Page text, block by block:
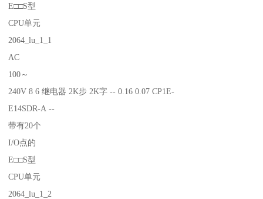
E□□S型
CPU单元
2064_lu_1_1
AC
100～
240V 8 6 继电器 2K步 2K字 -- 0.16 0.07 CP1E-
E14SDR-A --
带有20个
I/O点的
E□□S型
CPU单元
2064_lu_1_2